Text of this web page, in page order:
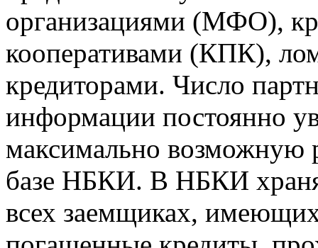
организациями (МФО),
кооперативами (КПК),
кредиторами. Число
информации постоянно
максимально возможную
базе НБКИ. В НБКИ
всех заемщиках,